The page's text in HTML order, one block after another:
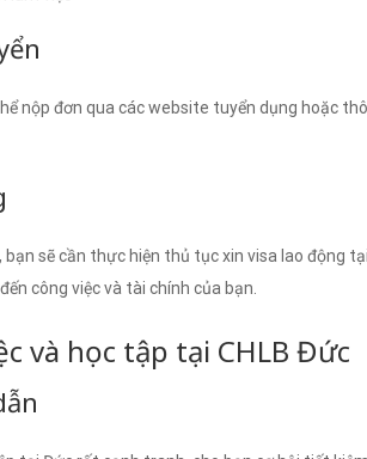
nộp đơn qua các website tuyển dụng hoặc
bạn sẽ cần thực hiện thủ tục xin visa lao động
công việc và tài chính của bạn.
và học tập tại CHLB Đức